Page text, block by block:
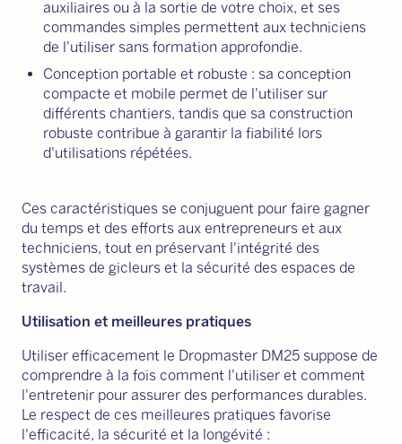
auxiliaires ou à la sortie de votre choix, et ses
commandes simples permettent aux techniciens
de l'utiliser sans formation approfondie.
Conception portable et robuste : sa conception
compacte et mobile permet de l'utiliser sur
différents chantiers, tandis que sa construction
robuste contribue à garantir la fiabilité lors
d'utilisations répétées.
Ces caractéristiques se conjuguent pour faire gagner
du temps et des efforts aux entrepreneurs et aux
techniciens, tout en préservant l'intégrité des
systèmes de gicleurs et la sécurité des espaces de
travail.
Utilisation et meilleures pratiques
Utiliser efficacement le Dropmaster DM25 suppose de
comprendre à la fois comment l'utiliser et comment
l'entretenir pour assurer des performances durables.
Le respect de ces meilleures pratiques favorise
l'efficacité, la sécurité et la longévité :